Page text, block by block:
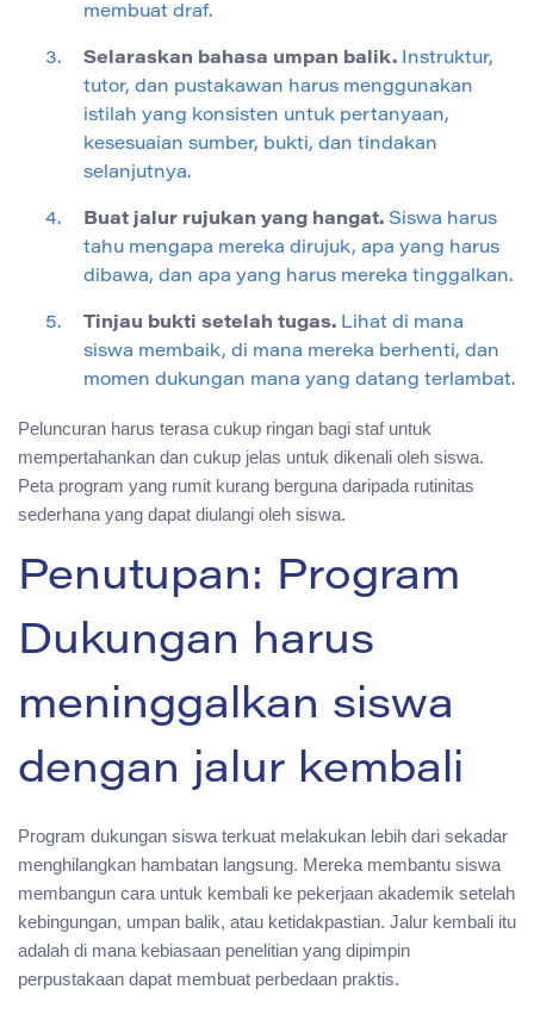
membuat draf.
Selaraskan bahasa umpan balik. Instruktur,
tutor, dan pustakawan harus menggunakan
istilah yang konsisten untuk pertanyaan,
kesesuaian sumber, bukti, dan tindakan
selanjutnya.
Buat jalur rujukan yang hangat. Siswa harus
tahu mengapa mereka dirujuk, apa yang harus
dibawa, dan apa yang harus mereka tinggalkan.
Tinjau bukti setelah tugas. Lihat di mana
siswa membaik, di mana mereka berhenti, dan
momen dukungan mana yang datang terlambat.
Peluncuran harus terasa cukup ringan bagi staf untuk
mempertahankan dan cukup jelas untuk dikenali oleh siswa.
Peta program yang rumit kurang berguna daripada rutinitas
sederhana yang dapat diulangi oleh siswa.
Penutupan: Program
Dukungan harus
meninggalkan siswa
dengan jalur kembali
Program dukungan siswa terkuat melakukan lebih dari sekadar
menghilangkan hambatan langsung. Mereka membantu siswa
membangun cara untuk kembali ke pekerjaan akademik setelah
kebingungan, umpan balik, atau ketidakpastian. Jalur kembali itu
adalah di mana kebiasaan penelitian yang dipimpin
perpustakaan dapat membuat perbedaan praktis.